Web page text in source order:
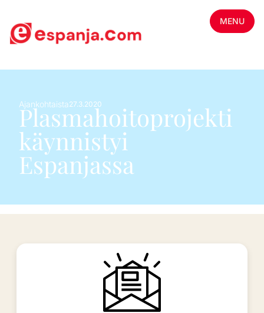
MENU
Ajankohtaista27.3.2020
Plasmahoitoprojekti
käynnistyi
Espanjassa